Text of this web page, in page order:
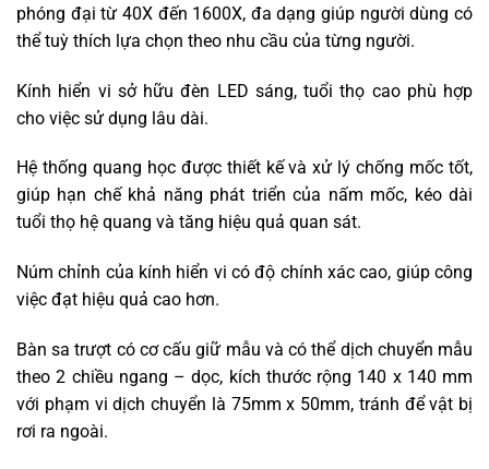
phóng đại từ 40X đến 1600X, đa dạng giúp người dùng có
thể tuỳ thích lựa chọn theo nhu cầu của từng người.
Kính hiển vi sở hữu đèn LED sáng, tuổi thọ cao phù hợp
cho việc sử dụng lâu dài.
Hệ thống quang học được thiết kế và xử lý chống mốc tốt,
giúp hạn chế khả năng phát triển của nấm mốc, kéo dài
tuổi thọ hệ quang và tăng hiệu quả quan sát.
Núm chỉnh của kính hiển vi có độ chính xác cao, giúp công
việc đạt hiệu quả cao hơn.
Bàn sa trượt có cơ cấu giữ mẫu và có thể dịch chuyển mẫu
theo 2 chiều ngang – dọc, kích thước rộng 140 x 140 mm
với phạm vi dịch chuyển là 75mm x 50mm, tránh để vật bị
rơi ra ngoài.